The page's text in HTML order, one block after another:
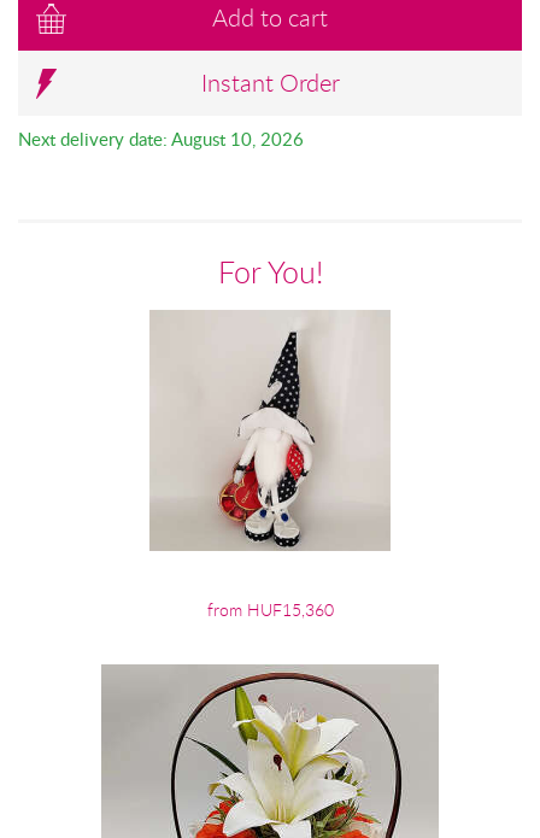
Add to cart
Instant Order
Next delivery date: August 10, 2026
For You!
from HUF15,360